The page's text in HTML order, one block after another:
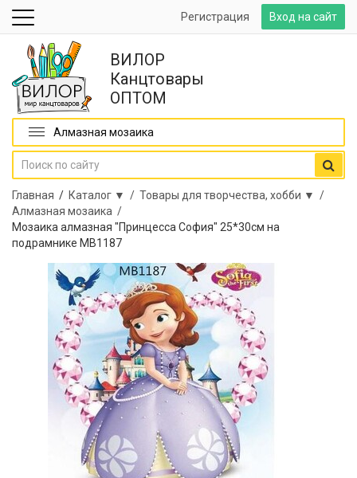
Вход на сайт
Регистрация
ВИЛОР
Канцтовары
ОПТОМ
Алмазная мозаика
Главная / Каталог ▼ / Товары для творчества, хобби ▼ /
Алмазная мозаика /
Мозаика алмазная "Принцесса София" 25*30см на
подрамнике MB1187